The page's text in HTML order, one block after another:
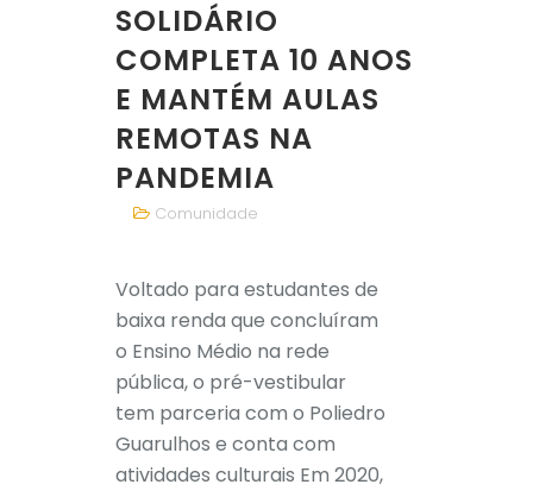
SOLIDÁRIO
COMPLETA 10 ANOS
E MANTÉM AULAS
REMOTAS NA
PANDEMIA
Comunidade
Voltado para estudantes de
baixa renda que concluíram
o Ensino Médio na rede
pública, o pré-vestibular
tem parceria com o Poliedro
Guarulhos e conta com
atividades culturais Em 2020,